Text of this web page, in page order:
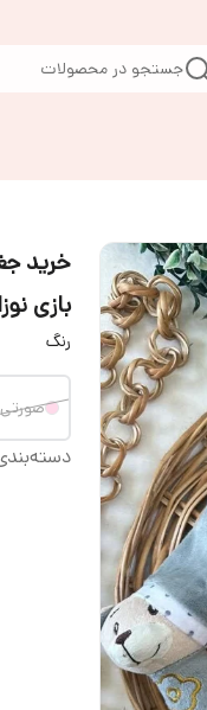
جستجو در محصولات
خرید
بازی
رنگ
صورتی